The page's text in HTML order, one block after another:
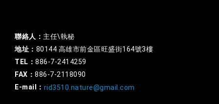
聯絡人： 主任\執秘
地址： 80144 高雄市前金區旺盛街164號3樓
TEL： 886-7-2414259
FAX： 886-7-2118090
E-mail： rid3510.nature@gmail.com